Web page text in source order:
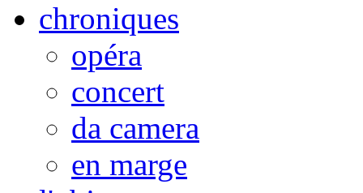
chroniques
opéra
concert
da camera
en marge